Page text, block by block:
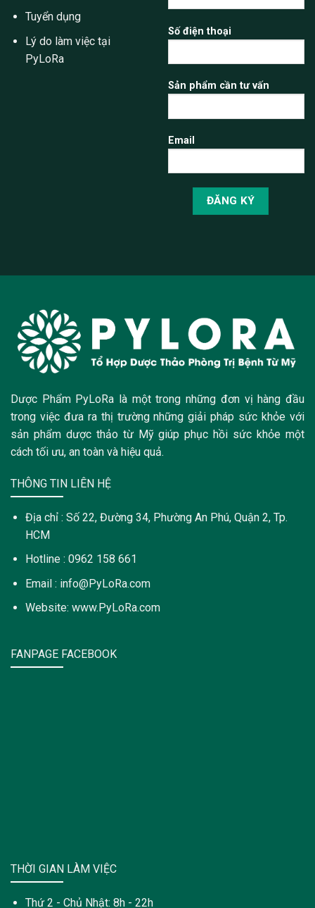
Tuyển dụng
Lý do làm việc tại
PyLoRa
Số điện thoại
Sản phẩm cần tư vấn
Email
Dược Phẩm PyLoRa là một trong những đơn vị hàng đầu
trong việc đưa ra thị trường những giải pháp sức khỏe với
sản phẩm dược thảo từ Mỹ giúp phục hồi sức khỏe một
cách tối ưu, an toàn và hiệu quả.
THÔNG TIN LIÊN HỆ
Địa chỉ : Số 22, Đường 34, Phường An Phú, Quận 2, Tp.
HCM
Hotline : 0962 158 661
Email : info@PyLoRa.com
Website: www.PyLoRa.com
FANPAGE FACEBOOK
THỜI GIAN LÀM VIỆC
Thứ 2 - Chủ Nhật: 8h - 22h